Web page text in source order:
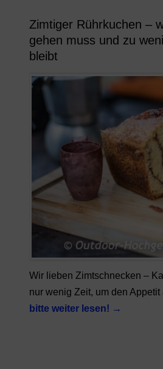
Zimtiger Rührkuchen –
gehen muss und zu
bleibt
Wir lieben Zimtschnecken –
nur wenig Zeit, um den
bitte weiter lesen! →